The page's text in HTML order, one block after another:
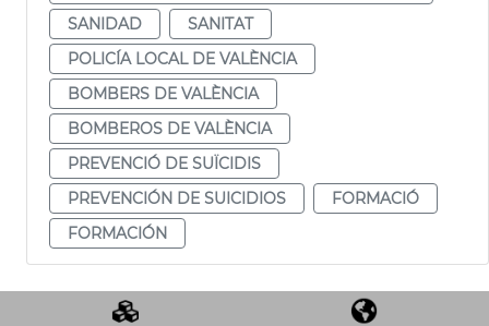
SANIDAD
SANITAT
POLICÍA LOCAL DE VALÈNCIA
BOMBERS DE VALÈNCIA
BOMBEROS DE VALÈNCIA
PREVENCIÓ DE SUÏCIDIS
PREVENCIÓN DE SUICIDIOS
FORMACIÓ
FORMACIÓN